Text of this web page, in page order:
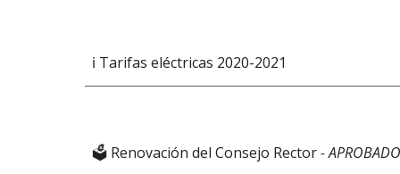
ℹ️ Tarifas eléctricas 2020-2021
🗳️ Renovación del Consejo Rector-